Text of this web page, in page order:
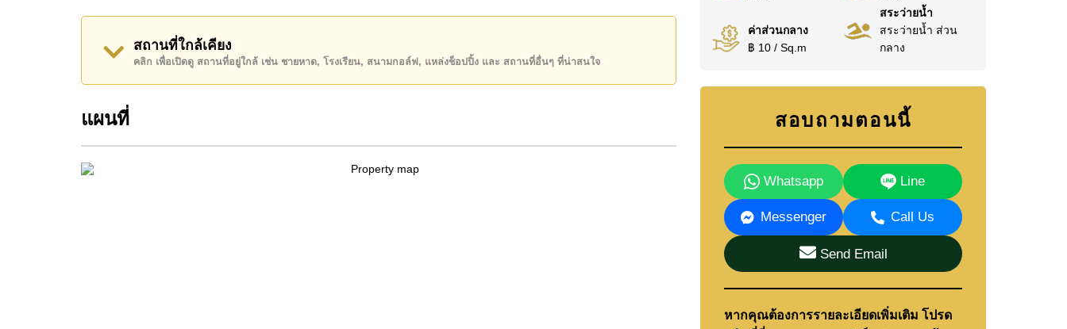
ติดต่อ Cornerstone Real Estate โทร +6638411250 หรือ อีเมล info@cornerstone.co.th
WhatsApp ของสำนักงาน:+66807945904และ LINE: @cornerstonepattaya
สถานที่ใกล้เคียง
คลิก เพื่อเปิดดู สถานที่อยู่ใกล้ เช่น ชายหาด, โรงเรียน, สนามกอล์ฟ, แหล่งช็อปปิ้ง และ สถานที่อื่นๆ ที่น่าสนใจ
แผนที่
ค่าส่วนกลาง
฿ 10 / Sq.m
สระว่ายน้ำ
สระว่ายน้ำ ส่วน
กลาง
สอบถามตอนนี้
Whatsapp Line
Messenger Call Us
Send Email
หากคุณต้องการรายละเอียดเพิ่มเติม โปรด